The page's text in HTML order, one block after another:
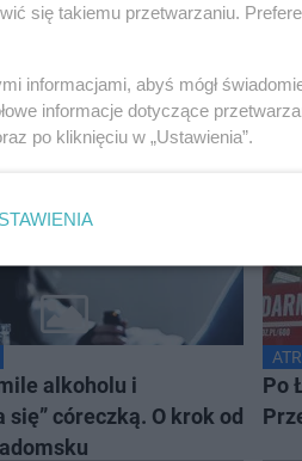
alkoholu i
się” córeczką. O krok od
Po
się takiemu przetwarzaniu.
informacjami, abyś mógł
informacje dotyczące
po kliknięciu w „Ustawienia”.